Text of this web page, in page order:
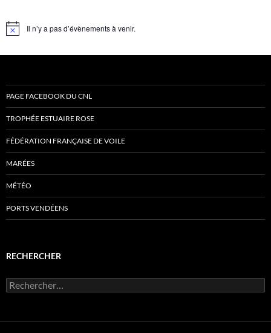
Notice Il n’y a pas d’évènements à venir.
PAGE FACEBOOK DU CNL
TROPHÉE ESTUAIRE ROSE
FÉDÉRATION FRANÇAISE DE VOILE
MARÉES
MÉTÉO
PORTS VENDÉENS
RECHERCHER
Rechercher :